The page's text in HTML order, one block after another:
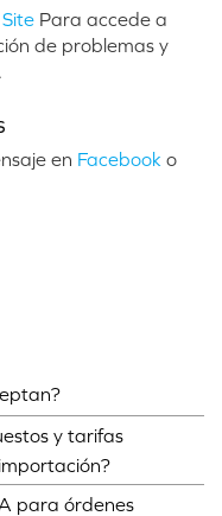
Para accede a
de problemas y
en Facebook o
y tarifas
para órdenes